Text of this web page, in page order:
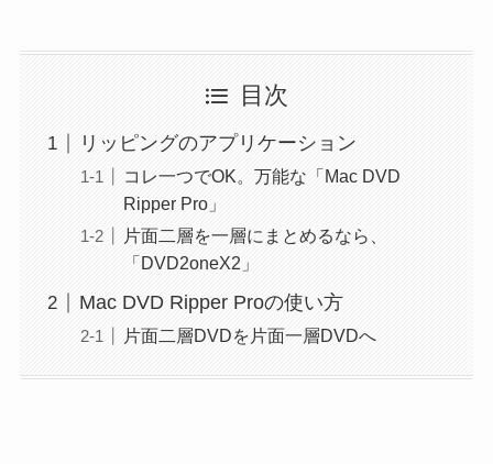
目次
リッピングのアプリケーション
コレ一つでOK。万能な「Mac DVD
Ripper Pro」
片面二層を一層にまとめるなら、
「DVD2oneX2」
Mac DVD Ripper Proの使い方
片面二層DVDを片面一層DVDへ